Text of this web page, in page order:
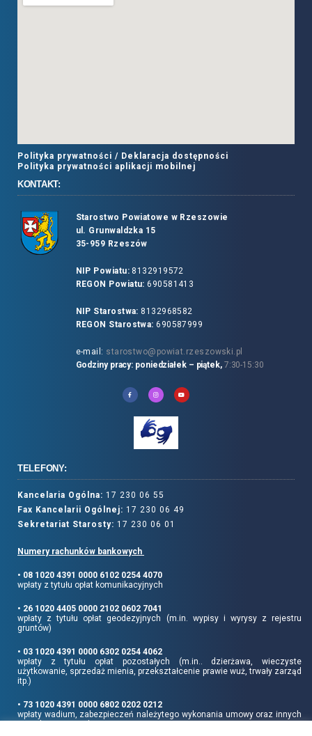
Polityka prywatności / Deklaracja dostępności
Polityka prywatności aplikacji mobilnej
KONTAKT:
Starostwo Powiatowe w Rzeszowie
ul. Grunwaldzka 15
35-959 Rzeszów
NIP Powiatu:8132919572
REGON Powiatu: 690581413
NIP Starostwa: 8132968582
REGON Starostwa: 690587999
e-mail: starostwo@powiat.rzeszowski.pl
Godziny pracy: poniedziałek – piątek, 7:30-15:30
TELEFONY:
Kancelaria Ogólna: 17 230 06 55
Fax Kancelarii Ogólnej: 17 230 06 49
Sekretariat Starosty: 17 230 06 01
Numery rachunków bankowych
• 08 1020 4391 0000 6102 0254 4070
wpłaty z tytułu opłat komunikacyjnych
• 26 1020 4405 0000 2102 0602 7041
wpłaty z tytułu opłat geodezyjnych (m.in. wypisy i wyrysy z rejestru
gruntów)
• 03 1020 4391 0000 6302 0254 4062
wpłaty z tytułu opłat pozostałych (m.in.. dzierżawa, wieczyste
użytkowanie, sprzedaż mienia, przekształcenie prawie wuż, trwały zarząd
itp.)
• 73 1020 4391 0000 6802 0202 0212
wpłaty wadium, zabezpieczeń należytego wykonania umowy oraz innych